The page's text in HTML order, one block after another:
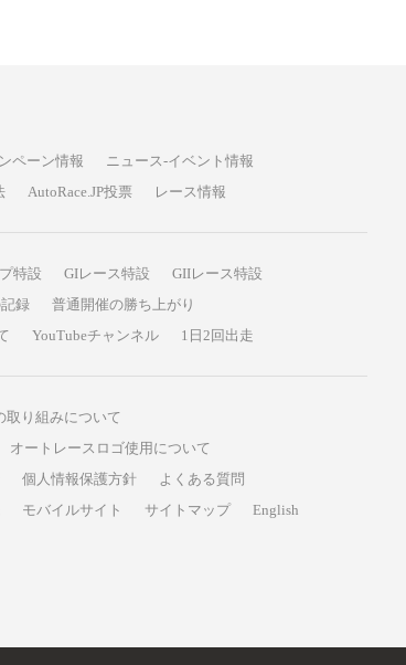
ペーン情報
ニュース-イベント情報
AutoRace.JP投票 レース情報
特設 GIレース特設
GIIレース特設
録
普通開催の勝ち上がり
YouTubeチャンネル 1日2回出走
取り組みについて
オートレースロゴ使用について
個人情報保護方針
よくある質問
モバイルサイト サイトマップ English